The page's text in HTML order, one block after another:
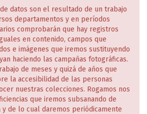
datos son el resultado de un trabajo
departamentos y en períodos
comprobarán que hay registros
en contenido, campos que
e imágenes que iremos sustituyendo
haciendo las campañas fotográficas.
de meses y quizá de años que
la accesibilidad de las personas
nuestras colecciones. Rogamos nos
que iremos subsanando de
y de lo cual daremos periódicamente